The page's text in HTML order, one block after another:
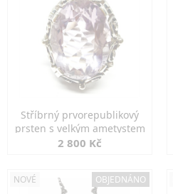
Stříbrný prvorepublikový
prsten s velkým ametystem
2 800 Kč
NOVÉ OBJEDNÁNO